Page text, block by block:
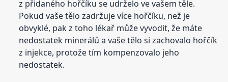
z přidaného hořčíku se udrželo ve vašem těle.
Pokud vaše tělo zadržuje více hořčíku, než je
obvyklé, pak z toho lékař může vyvodit, že máte
nedostatek minerálů a vaše tělo si zachovalo hořčík
z injekce, protože tím kompenzovalo jeho
nedostatek.